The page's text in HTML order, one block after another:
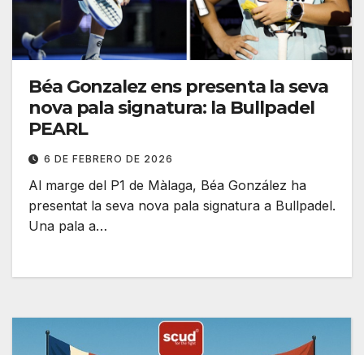
Béa Gonzalez ens presenta la seva
nova pala signatura: la Bullpadel
PEARL
6 DE FEBRERO DE 2026
Al marge del P1 de Màlaga, Béa González ha
presentat la seva nova pala signatura a Bullpadel.
Una pala a…